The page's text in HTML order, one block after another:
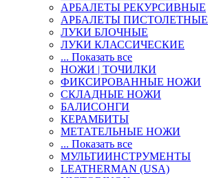
АРБАЛЕТЫ РЕКУРСИВНЫЕ
АРБАЛЕТЫ ПИСТОЛЕТНЫЕ
ЛУКИ БЛОЧНЫЕ
ЛУКИ КЛАССИЧЕСКИЕ
... Показать все
НОЖИ | ТОЧИЛКИ
ФИКСИРОВАННЫЕ НОЖИ
СКЛАДНЫЕ НОЖИ
БАЛИСОНГИ
КЕРАМБИТЫ
МЕТАТЕЛЬНЫЕ НОЖИ
... Показать все
МУЛЬТИИНСТРУМЕНТЫ
LEATHERMAN (USA)